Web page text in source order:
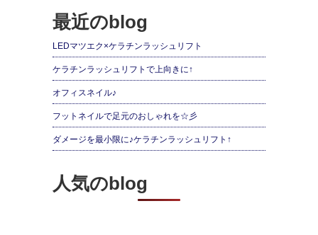
最近のblog
LEDマツエク×ケラチンラッシュリフト
ケラチンラッシュリフトで上向きに↑
オフィスネイル♪
フットネイルで足元のおしゃれを☆彡
ダメージを最小限に♪ケラチンラッシュリフト↑
人気のblog